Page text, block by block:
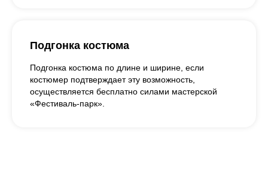
Подгонка костюма
Подгонка костюма по длине и ширине, если
костюмер подтверждает эту возможность,
осуществляется бесплатно силами мастерской
«Фестиваль-парк».